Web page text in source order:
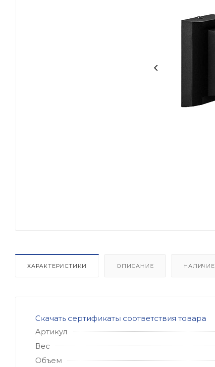
ХАРАКТЕРИСТИКИ ОПИСАНИЕ НАЛИЧИЕ
Скачать сертификаты соответствия товара
Артикул
Вес
Объем